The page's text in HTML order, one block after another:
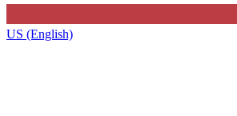
US (English)